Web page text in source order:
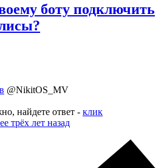
боту подключить
@NikitOS_MV
найдете ответ - клик
трёх лет назад